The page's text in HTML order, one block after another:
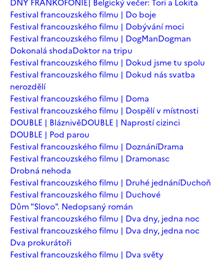
Festival francouzského filmu | Do boje
Festival francouzského filmu | Dobývání moci
Festival francouzského filmu | DogManDogman
Dokonalá shodaDoktor na tripu
Festival francouzského filmu | Dokud jsme tu spolu
Festival francouzského filmu | Dokud nás svatba
nerozdělí
Festival francouzského filmu | Doma
Festival francouzského filmu | Dospělí v místnosti
DOUBLE | BláznivěDOUBLE | Naprostí cizinci
DOUBLE | Pod parou
Festival francouzského filmu | DoznáníDrama
Festival francouzského filmu | Dramonasc
Drobná nehoda
Festival francouzského filmu | Druhé jednáníDuchoň
Festival francouzského filmu | Duchové
Dům "Slovo". Nedopsaný román
Festival francouzského filmu | Dva dny, jedna noc
Festival francouzského filmu | Dva dny, jedna noc
Dva prokurátoři
Festival francouzského filmu | Dva světy